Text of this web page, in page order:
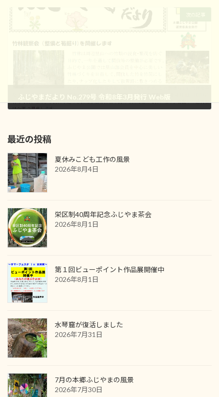
ふじやまだより No.279号 令和8年3月発行 Web版
最近の投稿
夏休みこども工作の風景
2026年8月4日
栄区制40周年記念ふじやま茶会
2026年8月1日
第１回ビューポイント作品展開催中
2026年8月1日
水琴窟が復活しました
2026年7月31日
7月の本郷ふじやまの風景
2026年7月30日